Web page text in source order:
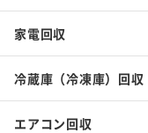
家電回収
冷蔵庫（冷凍庫）回収
エアコン回収